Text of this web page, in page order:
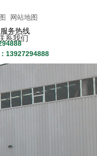
系我们
网站地图
务热线
13927294888